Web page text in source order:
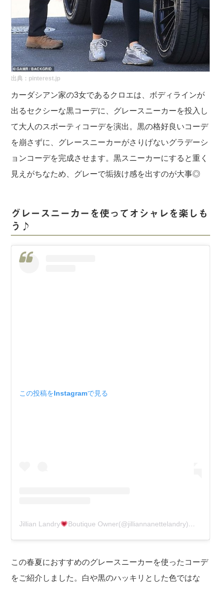
出典：pinterest.jp
カーダシアン家の3女であるクロエは、ボディラインが
出るセクシーな黒コーデに、グレースニーカーを投入し
て大人のスポーティコーデを演出。黒の格好良いコーデ
を崩さずに、グレースニーカーがさりげないグラデーシ
ョンコーデを完成させます。黒スニーカーにすると重く
見えがちなため、グレーで垢抜け感を出すのが大事◎
グレースニーカーを使ってオシャレを楽しも
う♪
この投稿をInstagramで見る
Jillian Landry Boutique Owner(@jilliannanettelandry)がシェアした投稿
この春夏におすすめのグレースニーカーを使ったコーデ
をご紹介しました。白や黒のハッキリとした色ではな